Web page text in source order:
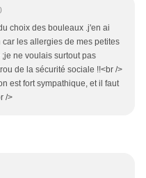
choix des bouleaux .j'en ai
les allergies de mes petites
ne voulais surtout pas
de la sécurité sociale !!<br />
est fort sympathique, et il faut
/>